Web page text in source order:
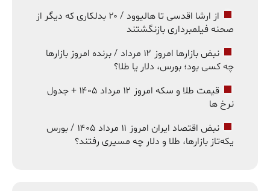
از ارشا اقدسی تا هالیوود / ۲۰ بدلکاری که دیگر از
صحنه فیلمبرداری بازنگشتند
نبض بازارها امروز ۱۲ مرداد / برنده امروز بازارها
چه کسی بود؛ بورس، دلار یا طلا؟
قیمت طلا و سکه امروز ۱۲ مرداد ۱۴۰۵ + جدول
نرخ ها
نبض اقتصاد ایران امروز ۱۱ مرداد ۱۴۰۵ / بورس
یکه‌تاز بازارها، طلا و دلار چه مسیری رفتند؟